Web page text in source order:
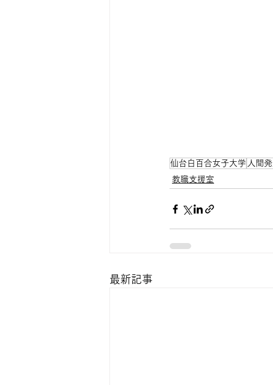
仙台白百合女子大学 人間
教職支援室
最新記事